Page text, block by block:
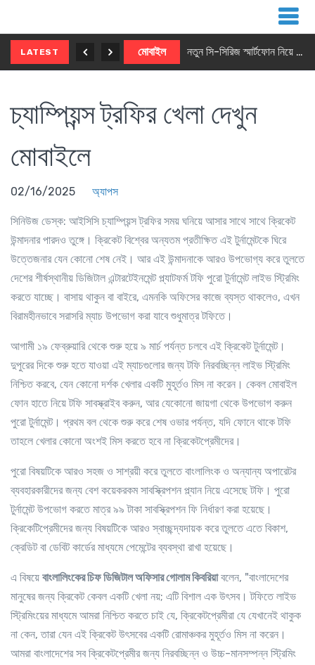
LATEST মোবাইল নতুন সি-সিরিজ স্মার্টফোন নিয়ে আসছে রিয়েলমি
চ্যাম্পিয়ন্স ট্রফির খেলা দেখুন
মোবাইলে
02/16/2025 অ্যাপস
সিনিউজ ডেস্ক: আইসিসি চ্যাম্পিয়ন্স ট্রফির সময় ঘনিয়ে আসার সাথে সাথে ক্রিকেট
উন্মাদনার পারদও তুঙ্গে। ক্রিকেট বিশ্বের অন্যতম প্রতীক্ষিত এই টুর্নামেন্টকে ঘিরে
উত্তেজনার যেন কোনো শেষ নেই। আর এই উন্মাদনাকে আরও উপভোগ্য করে তুলতে
দেশের শীর্ষস্থানীয় ডিজিটাল এন্টারটেইনমেন্ট প্ল্যাটফর্ম টফি পুরো টুর্নামেন্ট লাইভ স্ট্রিমিং
করতে যাচ্ছে। বাসায় থাকুন বা বাইরে, এমনকি অফিসের কাজে ব্যস্ত থাকলেও, এখন
বিরামহীনভাবে সরাসরি ম্যাচ উপভোগ করা যাবে শুধুমাত্র টফিতে।
আগামী ১৯ ফেব্রুয়ারি থেকে শুরু হয়ে ৯ মার্চ পর্যন্ত চলবে এই ক্রিকেট টুর্নামেন্ট।
দুপুরের দিকে শুরু হতে যাওয়া এই ম্যাচগুলোর জন্য টফি নিরবচ্ছিন্ন লাইভ স্ট্রিমিং
নিশ্চিত করবে, যেন কোনো দর্শক খেলার একটি মুহূর্তও মিস না করেন। কেবল মোবাইল
ফোন হাতে নিয়ে টফি সাবস্ক্রাইব করুন, আর যেকোনো জায়গা থেকে উপভোগ করুন
পুরো টুর্নামেন্ট। প্রথম বল থেকে শুরু করে শেষ ওভার পর্যন্ত, যদি ফোনে থাকে টফি
তাহলে খেলার কোনো অংশই মিস করতে হবে না ক্রিকেটপ্রেমীদের।
পুরো বিষয়টিকে আরও সহজ ও সাশ্রয়ী করে তুলতে বাংলালিংক ও অন্যান্য অপারেটর
ব্যবহারকারীদের জন্য বেশ কয়েকরকম সাবস্ক্রিপশন প্ল্যান নিয়ে এসেছে টফি। পুরো
টুর্নামেন্ট উপভোগ করতে মাত্র ৯৯ টাকা সাবস্ক্রিপশন ফি নির্ধারণ করা হয়েছে।
ক্রিকেটিপ্রেমীদের জন্য বিষয়টিকে আরও স্বাচ্ছন্দ্যদায়ক করে তুলতে এতে বিকাশ,
ক্রেডিট বা ডেবিট কার্ডের মাধ্যমে পেমেন্টের ব্যবস্থা রাখা হয়েছে।
এ বিষয়ে বাংলালিংকের চিফ ডিজিটাল অফিসার গোলাম কিবরিয়াবলেন, "বাংলাদেশের
মানুষের জন্য ক্রিকেট কেবল একটি খেলা নয়; এটি বিশাল এক উৎসব। টফিতে লাইভ
স্ট্রিমিংয়ের মাধ্যমে আমরা নিশ্চিত করতে চাই যে, ক্রিকেটপ্রেমীরা যে যেখানেই থাকুক
না কেন, তারা যেন এই ক্রিকেট উৎসবের একটি রোমাঞ্চকর মুহূর্তও মিস না করেন।
আমরা বাংলাদেশের সব ক্রিকেটপ্রেমীর জন্য নিরবচ্ছিন্ন ও উচ্চ-মানসম্পন্ন স্ট্রিমিং